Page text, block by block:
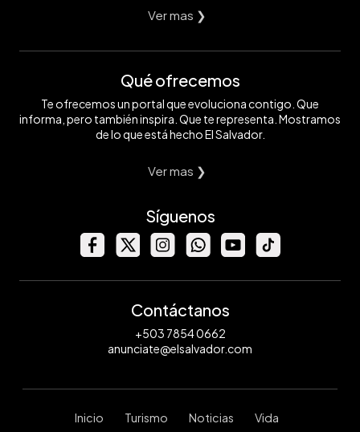
Ver mas ❯
Qué ofrecemos
Te ofrecemos un portal que evoluciona contigo. Que
informa, pero también inspira. Que te representa. Mostramos
de lo que está hecho El Salvador.
Ver mas ❯
Síguenos
Contáctanos
+503 7854 0662
anunciate@elsalvador.com
Inicio Turismo Noticias Vida